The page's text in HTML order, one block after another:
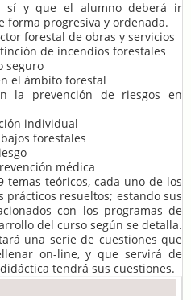
sí y que el alumno deberá ir
forma progresiva y ordenada.
forestal de obras y servicios
de incendios forestales
seguro
el ámbito forestal
la prevención de riesgos en
individual
forestales
médica
temas teóricos, cada uno de los
resueltos; estando sus
con los programas de
del curso según se detalla.
una serie de cuestiones que
on-line, y que servirá de
tendrá sus cuestiones.